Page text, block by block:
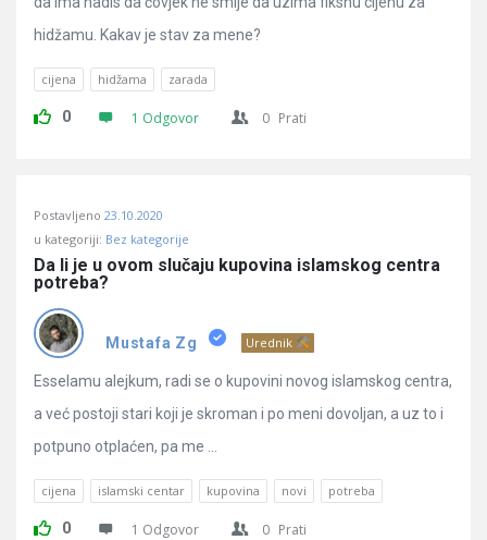
hidžamu. Kakav je stav za mene?
cijena hidžama zarada
0 1 Odgovor 0 Prati
Postavljeno 23.10.2020
u kategoriji: Bez kategorije
Da li je u ovom slučaju kupovina islamskog centra
potreba?
Mustafa Zg Urednik
Esselamu alejkum, radi se o kupovini novog islamskog centra,
a već postoji stari koji je skroman i po meni dovoljan, a uz to i
potpuno otplaćen, pa me ...
cijena islamski centar kupovina novi potreba
0 1 Odgovor 0 Prati